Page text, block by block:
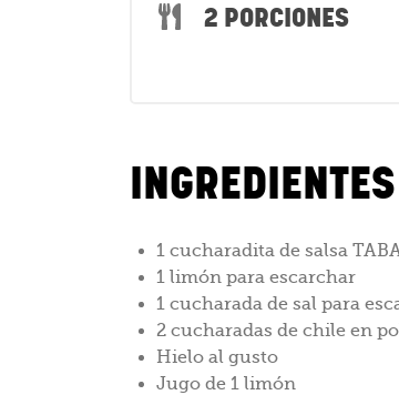
2 PORCIONES
INGREDIENTES
1 cucharadita de salsa
1 limón para escarchar
1 cucharada de sal para
2 cucharadas de chile en
Hielo al gusto
Jugo de 1 limón